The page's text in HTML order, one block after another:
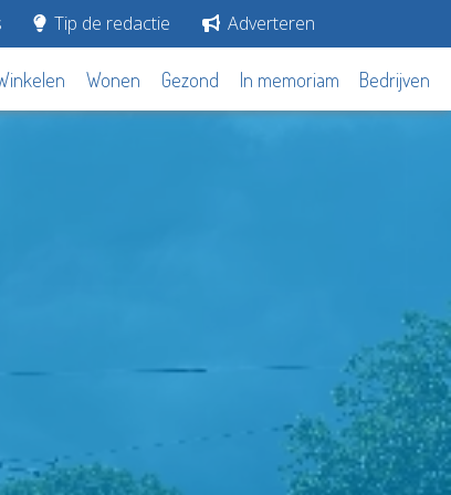
Tip de redactie Adverteren
Wonen Gezond In memoriam Bedrijven